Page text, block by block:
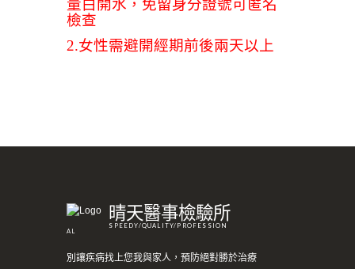
量白開水，免留身分證號可匿名
檢查
2.女性需避開經期前後兩天以上
晴天醫事檢驗所
SPEEDY/QUALITY/PROFESSION
AL
別讓疾病找上您我與家人，預防絕對勝於治療